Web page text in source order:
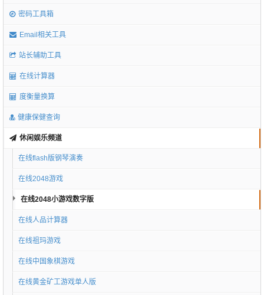
密码工具箱
Email相关工具
站长辅助工具
在线计算器
度衡量换算
健康保健查询
休闲娱乐频道
在线flash版钢琴演奏
在线2048游戏
在线2048小游戏数字版
在线人品计算器
在线祖玛游戏
在线中国象棋游戏
在线黄金矿工游戏单人版